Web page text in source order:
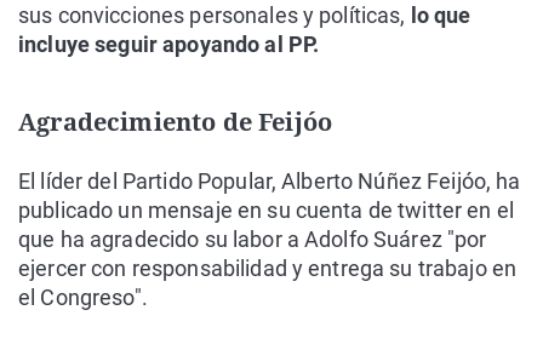
sus convicciones personales y políticas, lo que
incluye seguir apoyando al PP.
Agradecimiento de Feijóo
El líder del Partido Popular, Alberto Núñez Feijóo, ha
publicado un mensaje en su cuenta de twitter en el
que ha agradecido su labor a Adolfo Suárez "por
ejercer con responsabilidad y entrega su trabajo en
el Congreso".